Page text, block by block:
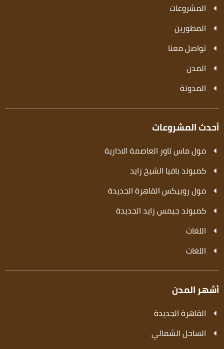
المشروعات
المطورين
تواصل معنا
المدن
المدونة
أحدث المشروعات
مول ماس تاور العاصمة الادارية
كمبوند بافيا الشيخ زايد
مول روبيكس القاهرة الجديدة
كمبوند جيمس زايد الجديدة
اللغات
اللغات
أشهر المدن
القاهرة الجديدة
الساحل الشمالي